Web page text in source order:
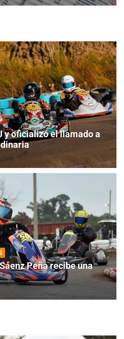
y oficializó el llamado a
Peña recibe una